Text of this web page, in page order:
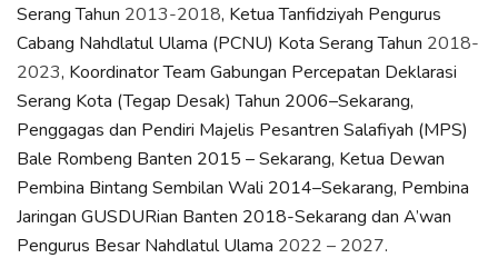
Serang Tahun 2013-2018, Ketua Tanfidziyah Pengurus
Cabang Nahdlatul Ulama (PCNU) Kota Serang Tahun 2018-
2023, Koordinator Team Gabungan Percepatan Deklarasi
Serang Kota (Tegap Desak) Tahun 2006–Sekarang,
Penggagas dan Pendiri Majelis Pesantren Salafiyah (MPS)
Bale Rombeng Banten 2015 – Sekarang, Ketua Dewan
Pembina Bintang Sembilan Wali 2014–Sekarang, Pembina
Jaringan GUSDURian Banten 2018-Sekarang dan A’wan
Pengurus Besar Nahdlatul Ulama 2022 – 2027.